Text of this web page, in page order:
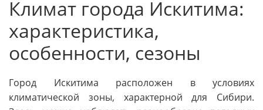
Климат города Искитима:
характеристика,
особенности, сезоны
Город Искитима расположен в условиях
климатической зоны, характерной для Сибири.